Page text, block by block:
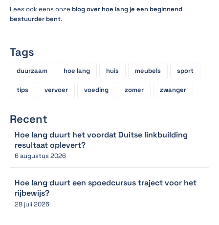
Lees ook eens onze blog over hoe lang je een beginnend
bestuurder bent.
Tags
duurzaam hoe lang huis meubels sport
tips vervoer voeding zomer zwanger
Recent
Hoe lang duurt het voordat Duitse linkbuilding
resultaat oplevert?
6 augustus 2026
Hoe lang duurt een spoedcursus traject voor het
rijbewijs?
28 juli 2026